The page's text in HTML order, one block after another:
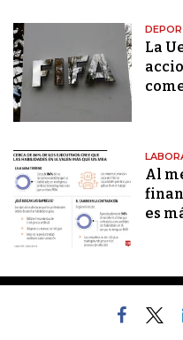
La
Al
es